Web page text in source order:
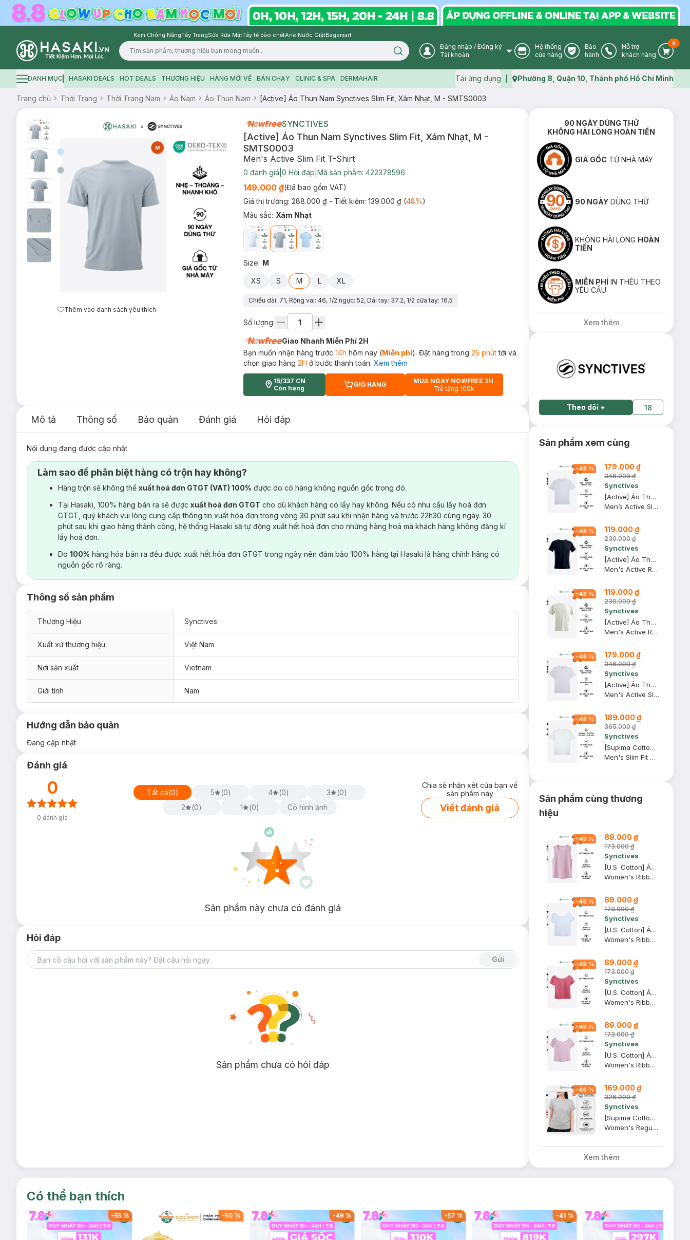
Kem Chống NắngTẩy TrangSữa Rửa MặtTẩy tế bào chếtArielNước GiặtBagsmart
Logo
Search icon User Icon
Đăng nhập / Đăng ký
Tài khoản
Store Icon
Hệ thống
cửa hàng
Warranty Icon
Bảo
hành
Phone Icon
Hỗ trợ
khách hàng
Cart
0
Hamburger icon
DANH MỤC HASAKI DEALS HOT DEALS THƯƠNG HIỆU HÀNG MỚI VỀ BÁN CHẠY CLINIC & SPA DERMAHAIR Tải ứng dụng Map icon
Phường 8, Quận 10, Thành phố Hồ Chí Minh
Trang chủ Thời Trang Thời Trang Nam Áo Nam Áo Thun Nam [Active] Áo Thun Nam Synctives Slim Fit, Xám Nhạt, M - SMTS0003
Thêm vào danh sách yêu thích
SYNCTIVES
[Active] Áo Thun Nam Synctives Slim Fit, Xám Nhạt, M -
SMTS0003
Men's Active Slim Fit T-Shirt
0 đánh giá 0 Hỏi đáp Mã sản phẩm: 422378596
149.000 ₫(Đã bao gồm VAT)
Giá thị trường: 288.000 ₫ - Tiết kiệm: 139.000 ₫(48%)
Màu sắc: Xám Nhạt
Size: M
XS S M L XL
Chiều dài: 71, Rộng vai: 46, 1/2 ngực: 52, Dài tay: 37.2, 1/2 cửa tay: 16.5
Số lượng:
Giao Nhanh Miễn Phí 2H
Bạn muốn nhận hàng trước 14h hôm nay (Miễn phí). Đặt hàng trong 25 phúttới và
chọn giao hàng 2H ở bước thanh toán. Xem thêm
15/337 CN
Còn hàng
CART PLUS ICON
GIỎ HÀNG
MUA NGAY NOWFREE 2H
Trễ tặng 100k
Mô tả Thông số Bảo quản Đánh giá Hỏi đáp
Nội dung đang được cập nhật
Làm sao để phân biệt hàng có trộn hay không?
Hàng trộn sẽ không thể xuất hoá đơn GTGT (VAT) 100% được do có hàng không nguồn gốc trong đó.
Tại Hasaki, 100% hàng bán ra sẽ được xuất hoá đơn GTGT cho dù khách hàng có lấy hay không. Nếu có nhu cầu lấy hoá đơn
GTGT, quý khách vui lòng cung cấp thông tin xuất hóa đơn trong vòng 30 phút sau khi nhận hàng và trước 22h30 cùng ngày. 30
phút sau khi giao hàng thành công, hệ thống Hasaki sẽ tự động xuất hết hoá đơn cho những hàng hoá mà khách hàng không đăng kí
lấy hoá đơn.
Do 100% hàng hóa bán ra đều được xuất hết hóa đơn GTGT trong ngày nên đảm bảo 100% hàng tại Hasaki là hàng chính hãng có
nguồn gốc rõ ràng.
Thông số sản phẩm
Thương Hiệu Synctives
Xuất xứ thương hiệu Việt Nam
Nơi sản xuất Vietnam
Giới tính Nam
Hướng dẫn bảo quản
Đang cập nhật
Đánh giá
0
0 đánh giá
Tất cả(0) 5 (0) 4 (0) 3 (0)
2
(0) 1 (0) Có hình ảnh
Chia sẻ nhận xét của bạn về
sản phẩm này
Viết đánh giá
Sản phẩm này chưa có đánh giá
Hỏi đáp
Gửi
Sản phẩm chưa có hỏi đáp
90 NGÀY DÙNG THỬ
KHÔNG HÀI LÒNG HOÀN TIỀN
GIÁ GỐC TỪ NHÀ MÁY
90 NGÀY DÙNG THỬ
KHÔNG HÀI LÒNG HOÀN
TIỀN
MIỄN PHÍ IN THÊU THEO
YÊU CẦU
Xem thêm
Theo dõi + 18
Sản phẩm xem cùng
-48 % 179.000 ₫
346.000 ₫
Synctives
[Active] Áo Thun Nam Synctives In Phản Quang Slim Fit, Xám Army, M - SMTS0005
Men’s Active Slim Fit Reflective Print T-Shirt
-48 % 119.000 ₫
230.000 ₫
Synctives
[Active] Áo Thun Nam Synctives Tay Raglan Regular Fit, Đen, L - SMTS0004
Men's Active Regular Fit Raglan T-shirt
-48 % 119.000 ₫
230.000 ₫
Synctives
[Active] Áo Thun Nam Synctives Tay Raglan Regular Fit, Be, XL - SMTS0004
Men's Active Regular Fit Raglan T-shirt
-48 % 179.000 ₫
346.000 ₫
Synctives
[Active] Áo Thun Nam Synctives Slim Fit, Xám Army, M - SMTS0007
Men's Active Slim Fit T-shirt
-48 % 189.000 ₫
365.000 ₫
Synctives
[Supima Cotton] Áo Thun Nam Synctives Slim Fit, Trắng, XS - CMTS0029
Men's Slim Fit T-shirt
Sản phẩm cùng thương
hiệu
-49 % 89.000 ₫
173.000 ₫
Synctives
[U.S. Cotton] Áo Tank Top Nữ Synctives Regular Fit, Hồng Phấn, M - CWTA0004
Women's Ribbed Regular Fit Tank Top
-49 % 89.000 ₫
173.000 ₫
Synctives
[U.S. Cotton] Áo Thun Nữ Cổ Thuyền Synctives Slim Fit, Trắng, XL - CWTS0013
Women's Ribbed U-neck Low Back T-shirt
-49 % 89.000 ₫
173.000 ₫
Synctives
[U.S. Cotton] Áo Thun Nữ Cổ Thuyền Synctives Slim Fit, Hồng Mận, M - CWTS0013
Women's Ribbed U-neck Low Back T-shirt
-49 % 89.000 ₫
173.000 ₫
Synctives
[U.S. Cotton] Áo Thun Nữ Cổ Thuyền Synctives Slim Fit, Hồng Phấn, L - CWTS0013
Women's Ribbed U-neck Low Back T-shirt
-48 % 169.000 ₫
326.000 ₫
Synctives
[Supima Cotton] Áo Thun Nữ Synctives Regular Fit, Xám Nhạt, XS - CWTS02
Women's Regular Fit Curved Hem T-Shirt
Xem thêm
Có thể bạn thích
-55% -50 % -49% -57 % -41 %